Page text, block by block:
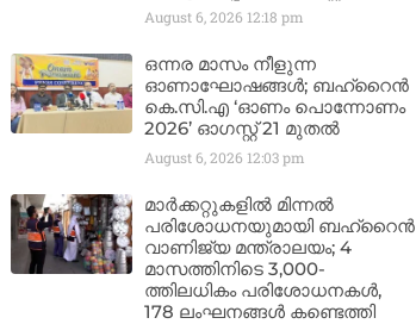
August 6, 2026 12:18 pm
ഒന്നര മാസം നീളുന്ന
ഓണാഘോഷങ്ങൾ; ബഹ്‌റൈൻ
കെ.സി.എ ‘ഓണം പൊന്നോണം
2026’ ഓഗസ്റ്റ് 21 മുതൽ
August 6, 2026 12:03 pm
മാർക്കറ്റുകളിൽ മിന്നൽ
പരിശോധനയുമായി ബഹ്‌റൈൻ
വാണിജ്യ മന്ത്രാലയം; 4
മാസത്തിനിടെ 3,000-
ത്തിലധികം പരിശോധനകൾ,
178 ലംഘനങ്ങൾ കണ്ടെത്തി